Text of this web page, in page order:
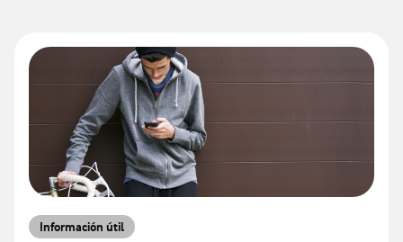
Información útil